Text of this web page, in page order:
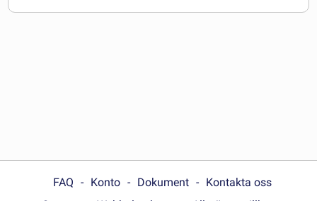
FAQ Konto Dokument
Kontakta oss